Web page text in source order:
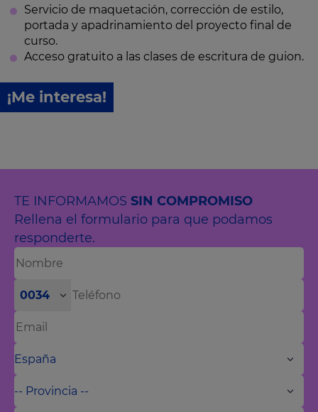
Servicio de maquetación, corrección de estilo,
portada y apadrinamiento del proyecto final de
curso.
Acceso gratuito a las clases de escritura de guion.
¡Me interesa!
TE INFORMAMOS SIN COMPROMISO
Rellena el formulario para que podamos
responderte.
0034